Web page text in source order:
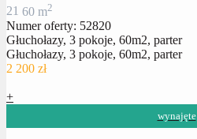
21 60 m2
Numer oferty: 52820
Głuchołazy, 3 pokoje, 60m2, parter
Głuchołazy, 3 pokoje, 60m2, parter
2 200 zł
+
wynajęte